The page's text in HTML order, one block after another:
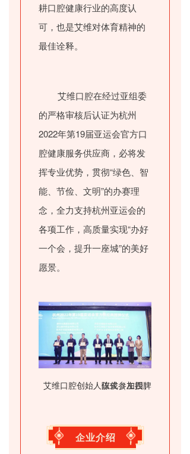
耕口腔健康行业的高度认
可，也是艾维对体育精神的
最佳诠释。
艾维口腔在经过亚组委
的严格审核后认证为杭州
2022年第19届亚运会官方口
腔健康服务供应商， 必将发
挥专业优势，贯彻“绿色、智
能、节俭、文明”的办赛理
念，全力支持杭州亚运会的
各项工作，高质量实现“办好
一个会，提升一座城”的美好
愿景。
艾维口腔创始人陈俊参加授牌仪式（左四）
企业介绍